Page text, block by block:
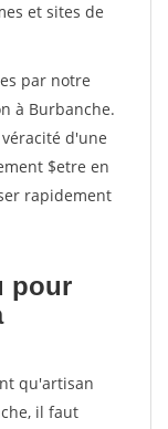
et sites de
par notre
à Burbanche.
d'une
$etre en
rapidement
pour
qu'artisan
il faut